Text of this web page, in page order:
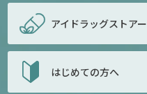
アイドラッグストアー
はじめての方へ